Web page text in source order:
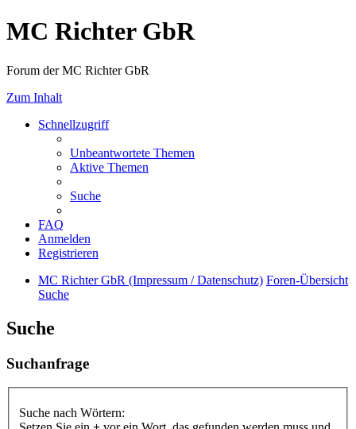
MC Richter GbR
Forum der MC Richter GbR
Zum Inhalt
Schnellzugriff
Unbeantwortete Themen
Aktive Themen
Suche
FAQ
Anmelden
Registrieren
MC Richter GbR (Impressum / Datenschutz) Foren-Übersicht
Suche
Suche
Suchanfrage
Suche nach Wörtern: